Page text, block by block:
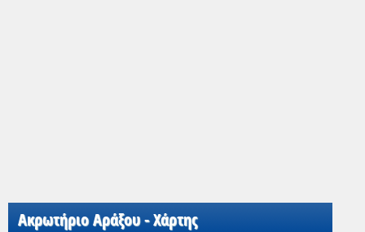
Ακρωτήριο Αράξου - Χάρτης